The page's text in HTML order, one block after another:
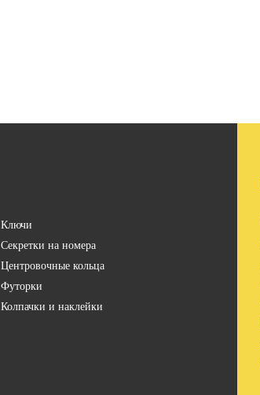
Ключи
Секретки на номера
Центровочные кольца
Футорки
Колпачки и наклейки